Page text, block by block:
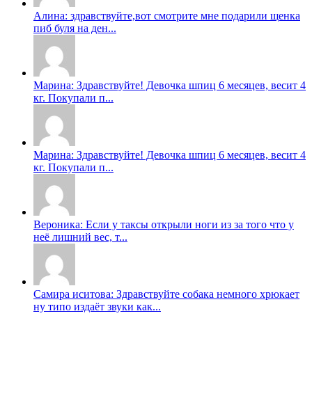
Алина: здравствуйте,вот смотрите мне подарили щенка
пиб буля на ден...
Марина: Здравствуйте! Девочка шпиц 6 месяцев, весит 4
кг. Покупали п...
Марина: Здравствуйте! Девочка шпиц 6 месяцев, весит 4
кг. Покупали п...
Вероника: Если у таксы открыли ноги из за того что у
неë лишний вес, т...
Самира иситова: Здравствуйте собака немного хрюкает
ну типо издаёт звуки как...